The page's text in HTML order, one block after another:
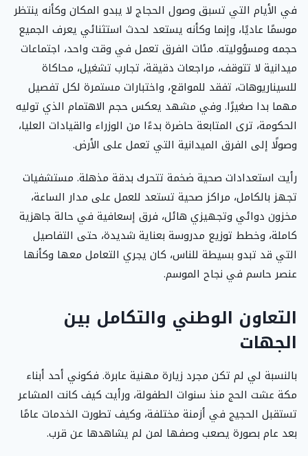
في الأيام التي تسبق وصول الحجاج لا يبدو المكان وكأنه ينتظر
موسمًا عاديًا، وإنما وكأنه يستعد لحدث استثنائي يعرف الجميع
حجمه ومسؤوليته. مئات الفرق تعمل في وقت واحد، اجتماعات
ميدانية لا تتوقف، مراجعات دقيقة، تجارب تشغيل، محاكاة
للسيناريوهات، تفقد للمواقع، واختبارات مستمرة لكل تفصيل
مهما بدا صغيرًا. وفي مشهد يعكس حجم الاهتمام الذي توليه
الحكومة، ترى المتابعة حاضرة بدءًا من الوزراء والقيادات العليا،
وصولًا إلى الفرق الميدانية التي تعمل على الأرض.
رأيت استعدادات صحية ضخمة تتحرك بدقة مذهلة. مستشفيات
تجهز بالكامل، مراكز صحية تستعد للعمل على مدار الساعة،
مخزون دوائي وتجهيزي هائل، فرق إسعافية في حالة جاهزية
كاملة، وخطط توزيع مدروسة بعناية شديدة، حتى التفاصيل
التي قد تبدو بسيطة للناس، كان يجري التعامل معها وكأنها
عنصر حاسم في نجاح الموسم.
التعاون الوطني والتكامل بين
الجهات
بالنسبة لي لم تكن مجرد زيارة مهنية عابرة. فكوني أحد أبناء
مكة عشت الحج منذ سنوات الطفولة، ورأيت كيف كانت المشاعر
تستقبل الحجيج في أزمنة مختلفة، وكيف تطورت الخدمات عامًا
بعد عام بصورة يصعب وصفها لمن لم يشاهدها عن قرب.